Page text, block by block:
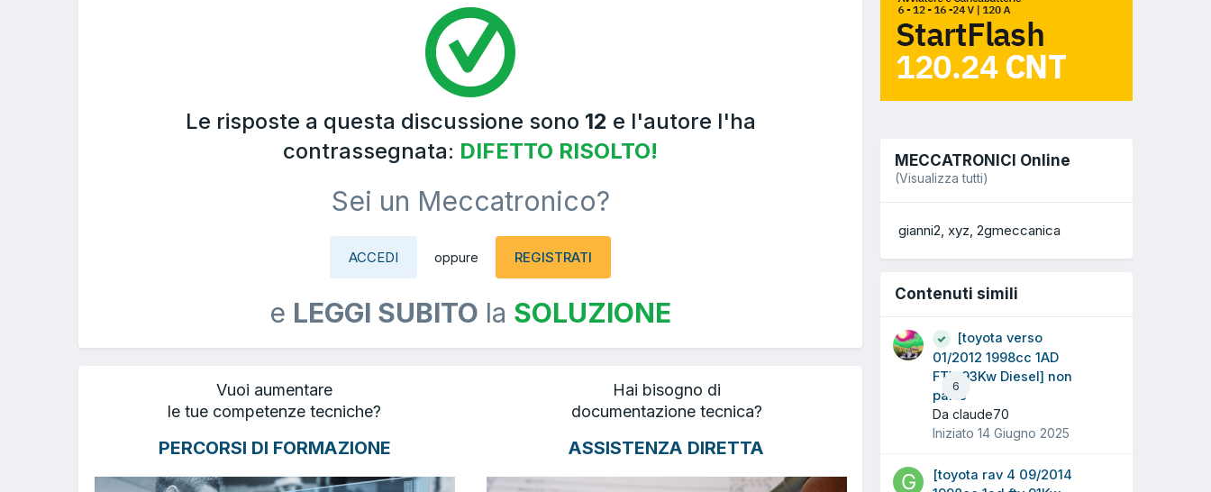
Le risposte a questa discussione sono 12 e l'autore l'ha
contrassegnata: DIFETTO RISOLTO!
Sei un Meccatronico?
ACCEDI oppure REGISTRATI
e LEGGI SUBITO la SOLUZIONE
Vuoi aumentare
le tue competenze tecniche?
PERCORSI DI FORMAZIONE
Hai bisogno di
documentazione tecnica?
ASSISTENZA DIRETTA
MECCATRONICI Online
(Visualizza tutti)
gianni2 xyz 2gmeccanica
Contenuti simili
6
[toyota verso
01/2012 1998cc 1AD
FTV 93Kw Diesel] non
parte
Da claude70
Iniziato 14 Giugno 2025
[toyota rav 4 09/2014